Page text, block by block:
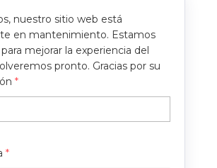
nuestro sitio web está
en mantenimiento. Estamos
mejorar la experiencia del
pronto. Gracias por su
*
*